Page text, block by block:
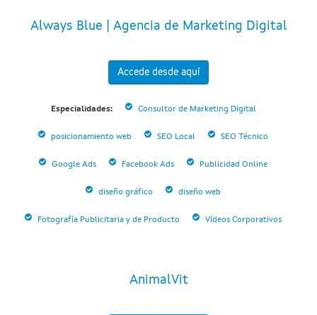
Always Blue | Agencia de Marketing Digital
Accede desde aquí
Especialidades: Consultor de Marketing Digital
posicionamiento web SEO Local SEO Técnico
Google Ads Facebook Ads Publicidad Online
diseño gráfico diseño web
Fotografía Publicitaria y de Producto Vídeos Corporativos
AnimalVit